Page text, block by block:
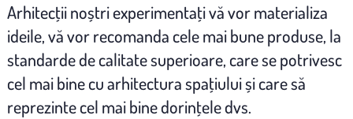
Arhitecţii noștri experimentaţi vă vor materializa
ideile, vă vor recomanda cele mai bune produse, la
standarde de calitate superioare, care se potrivesc
cel mai bine cu arhitectura spaţiului și care să
reprezinte cel mai bine dorinţele dvs.